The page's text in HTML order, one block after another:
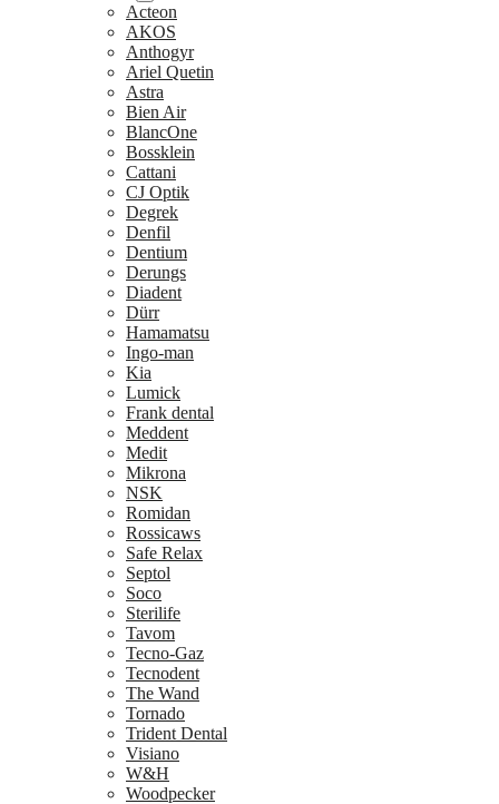
Acteon
AKOS
Anthogyr
Ariel Quetin
Astra
Bien Air
BlancOne
Bossklein
Cattani
CJ Optik
Degrek
Denfil
Dentium
Derungs
Diadent
Dürr
Hamamatsu
Ingo-man
Kia
Lumick
Frank dental
Meddent
Medit
Mikrona
NSK
Romidan
Rossicaws
Safe Relax
Septol
Soco
Sterilife
Tavom
Tecno-Gaz
Tecnodent
The Wand
Tornado
Trident Dental
Visiano
W&H
Woodpecker